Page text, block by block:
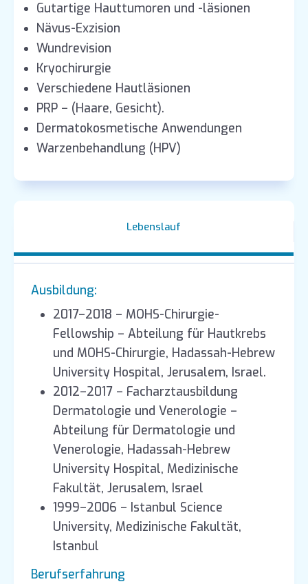
Gutartige Hauttumoren und -läsionen
Nävus-Exzision
Wundrevision
Kryochirurgie
Verschiedene Hautläsionen
PRP – (Haare, Gesicht).
Dermatokosmetische Anwendungen
Warzenbehandlung (HPV)
Lebenslauf
Ausbildung:
2017–2018 – MOHS-Chirurgie-
Fellowship – Abteilung für Hautkrebs
und MOHS-Chirurgie, Hadassah-Hebrew
University Hospital, Jerusalem, Israel.
2012–2017 – Facharztausbildung
Dermatologie und Venerologie –
Abteilung für Dermatologie und
Venerologie, Hadassah-Hebrew
University Hospital, Medizinische
Fakultät, Jerusalem, Israel
1999–2006 – Istanbul Science
University, Medizinische Fakultät,
Istanbul
Berufserfahrung